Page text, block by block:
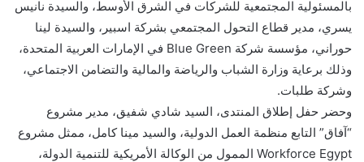
بالمسئولية المجتمعية للشركات في الشرق الأوسط، والسيدة نانيس
يسري، مدير قطاع التحول المجتمعي بشركة اسبير، والسيدة لينا
حوراني، مؤسسة شركة Blue Green في الإمارات العربية المتحدة،
وذلك برعاية وزارة الشباب والرياضة والمالية والتضامن الاجتماعي،
وشركة طلبات.
وحضر حفل إطلاق المنتدى، السيد شادي شفيق، مدير مشروع
“آفاق” التابع منظمة العمل الدولية، والسيد مينا كامل، ممثل مشروع
Workforce Egypt الممول من الوكالة الأمريكية للتنمية الدولة،